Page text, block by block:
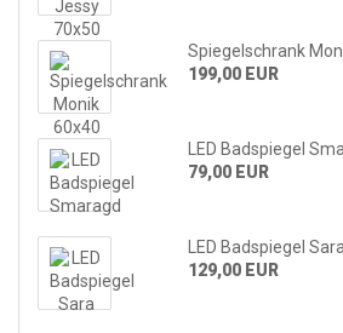
Spiegelschrank
199,00 EUR
LED Badspiegel
79,00 EUR
LED Badspiegel Sara
129,00 EUR